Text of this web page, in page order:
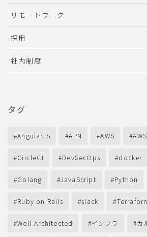
リモートワーク
採用
社内制度
タグ
AngularJS APN AWS
CircleCI DevSecOps docker
Golang JavaScript Python
Ruby on Rails slack
Well-Architected インフラ カ